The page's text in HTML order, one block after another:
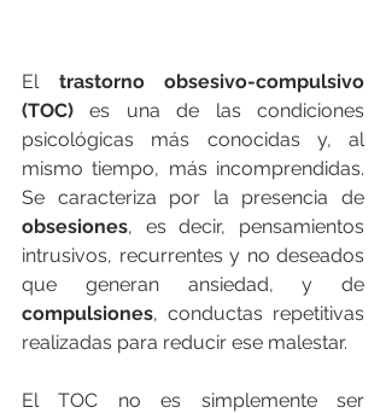
El trastorno obsesivo-compulsivo
(TOC) es una de las condiciones
psicológicas más conocidas y, al
mismo tiempo, más incomprendidas.
obsesiones, es decir, pensamientos
intrusivos, recurrentes y no deseados
compulsiones, conductas repetitivas
realizadas para reducir ese malestar.
El TOC no es simplemente ser